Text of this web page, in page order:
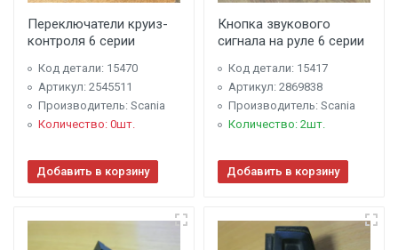
Переключатели круиз-
контроля 6 серии
Код детали: 15470
Артикул: 2545511
Производитель: Scania
Количество: 0шт.
Добавить в корзину
Кнопка звукового
сигнала на руле 6 серии
Код детали: 15417
Артикул: 2869838
Производитель: Scania
Количество: 2шт.
Добавить в корзину